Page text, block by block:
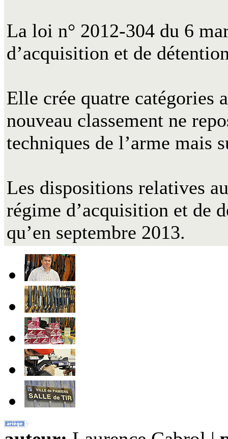
La loi n° 2012-304 du 6
d’acquisition et de
Elle crée quatre catégories
nouveau classement ne
techniques de l’arme mais
Les dispositions relatives
régime d’acquisition et de
qu’en septembre 2013.